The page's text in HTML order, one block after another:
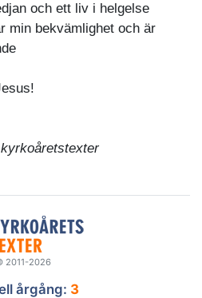
och ett liv i helgelse
min bekvämlighet och är
2011-2026
årgång: 3